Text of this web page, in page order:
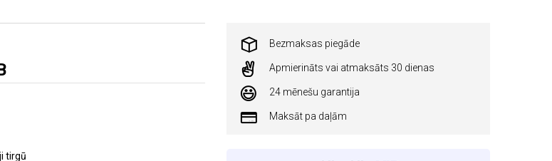
tirgū
Bezmaksas piegāde
Apmierināts vai atmaksāts 30 dienas
24 mēnešu garantija
Maksāt pa daļām